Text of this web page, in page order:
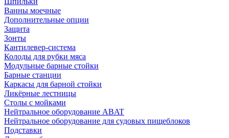
Ванны моечные
Дополнительные опции
Защита
Зонты
Кантилевер-система
Колоды для рубки мяса
Модульные барные стойки
Барные станции
Каркасы для барной стойки
Ликёрные лестницы
Столы с мойками
Нейтральное оборудование ABAT
Нейтральное оборудование для судовых пищеблоков
Подставки